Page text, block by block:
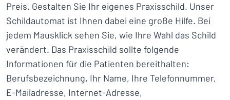
Preis. Gestalten Sie Ihr eigenes Praxisschild. Unser
Schildautomat ist Ihnen dabei eine große Hilfe. Bei
jedem Mausklick sehen Sie, wie Ihre Wahl das Schild
verändert. Das Praxisschild sollte folgende
Informationen für die Patienten bereithalten:
Berufsbezeichnung, Ihr Name, Ihre Telefonnummer,
E-Mailadresse, Internet-Adresse,